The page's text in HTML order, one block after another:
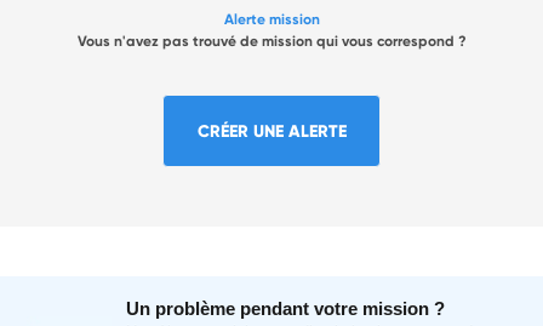
Alerte mission
Vous n'avez pas trouvé de mission qui vous correspond ?
CRÉER UNE ALERTE
Un problème pendant votre mission ?